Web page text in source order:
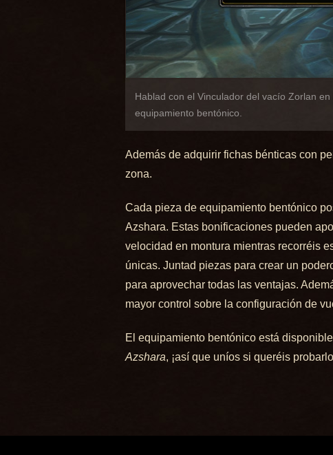
Hablad con el Vinculador del vacío Zorlan
equipamiento bentónico.
Además de adquirir fichas bénticas con
zona.
Cada pieza de equipamiento bentónico
Azshara. Estas bonificaciones pueden
velocidad en montura mientras recorréis
únicas. Juntad piezas para crear un
para aprovechar todas las ventajas.
mayor control sobre la configuración de
El equipamiento bentónico está
Azshara, ¡así que uníos si queréis